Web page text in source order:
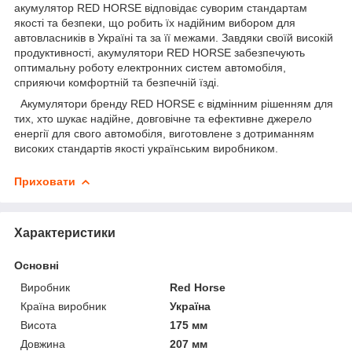
акумулятор RED HORSE відповідає суворим стандартам
якості та безпеки, що робить їх надійним вибором для
автовласників в Україні та за її межами. Завдяки своїй високій
продуктивності, акумулятори RED HORSE забезпечують
оптимальну роботу електронних систем автомобіля,
сприяючи комфортній та безпечній їзді.
Акумулятори бренду RED HORSE є відмінним рішенням для
тих, хто шукає надійне, довговічне та ефективне джерело
енергії для свого автомобіля, виготовлене з дотриманням
високих стандартів якості українським виробником.
Приховати
Характеристики
Основні
Виробник
Red Horse
Країна виробник
Україна
Висота
175 мм
Довжина
207 мм